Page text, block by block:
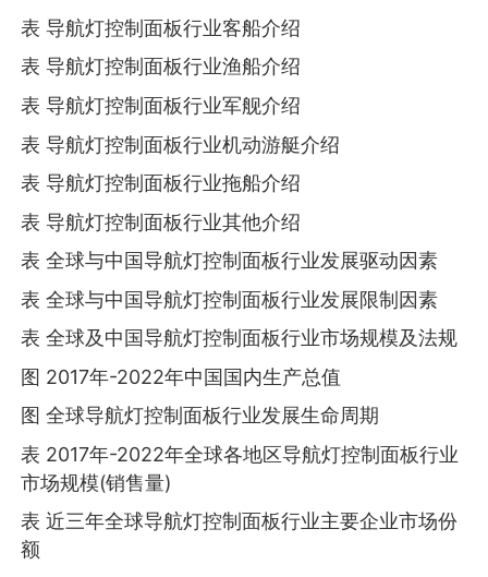
表 导航灯控制面板行业客船介绍
表 导航灯控制面板行业渔船介绍
表 导航灯控制面板行业军舰介绍
表 导航灯控制面板行业机动游艇介绍
表 导航灯控制面板行业拖船介绍
表 导航灯控制面板行业其他介绍
表 全球与中国导航灯控制面板行业发展驱动因素
表 全球与中国导航灯控制面板行业发展限制因素
表 全球及中国导航灯控制面板行业市场规模及法规
图 2017年-2022年中国国内生产总值
图 全球导航灯控制面板行业发展生命周期
表 2017年-2022年全球各地区导航灯控制面板行业
市场规模(销售量)
表 近三年全球导航灯控制面板行业主要企业市场份
额